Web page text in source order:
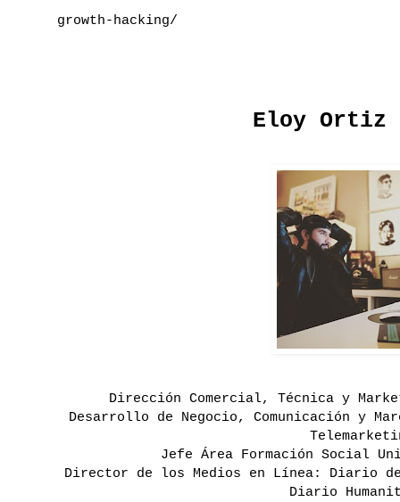
growth-hacking/
Eloy Ortiz
Dirección Comercial, Técnica y
Desarrollo de Negocio, Comunicación y
Jefe Área Formación Social
Director de los Medios en Línea: Diario
Diario